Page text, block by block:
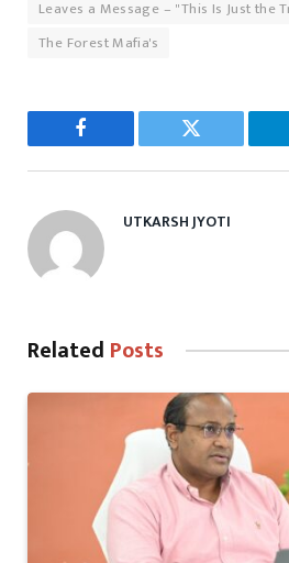
Leaves a Message – "This Is Just the
The Forest Mafia's
Facebook Twitter
UTKARSH JYOTI
Related Posts